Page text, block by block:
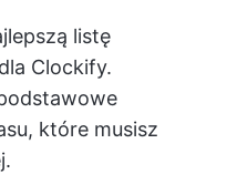
listę
Clockify.
które musisz